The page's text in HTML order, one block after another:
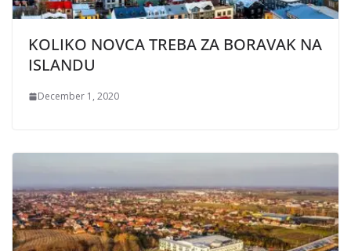
KOLIKO NOVCA TREBA ZA BORAVAK NA
ISLANDU
December 1, 2020